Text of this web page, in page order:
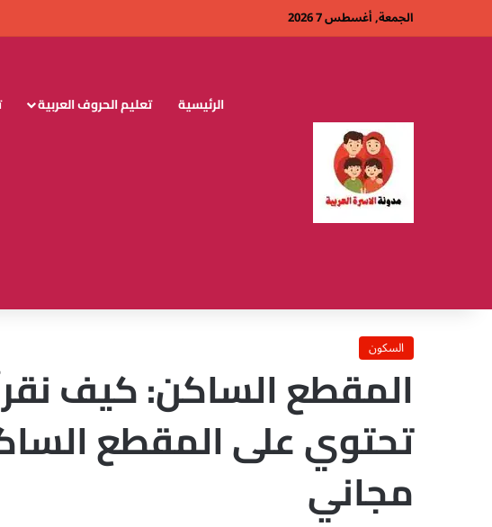
الجمعة, أغسطس 7 2026
الرئيسية تعليم الحروف العربية
السكون
المقطع الساكن: كيف
مجاني